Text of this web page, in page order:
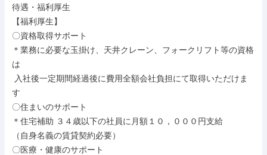
待遇・福利厚生
【福利厚生】
〇資格取得サポート
＊業務に必要な玉掛け、天井クレーン、フォークリフト等の資格
は
す
〇住まいのサポート
＊住宅補助 ３４歳以下の社員に月額１０，０００円支給
（自身名義の賃貸契約必要）
〇医療・健康のサポート